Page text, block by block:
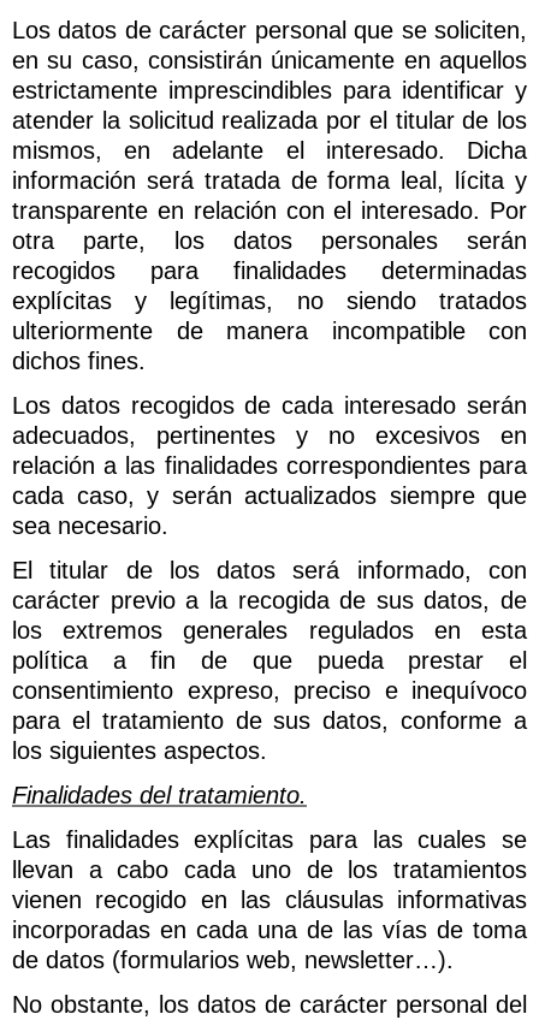
Los datos de carácter personal que se soliciten,
en su caso, consistirán únicamente en aquellos
estrictamente imprescindibles para identificar y
atender la solicitud realizada por el titular de los
mismos, en adelante el interesado. Dicha
información será tratada de forma leal, lícita y
transparente en relación con el interesado. Por
otra parte, los datos personales serán
recogidos para finalidades determinadas
explícitas y legítimas, no siendo tratados
ulteriormente de manera incompatible con
dichos fines.
Los datos recogidos de cada interesado serán
adecuados, pertinentes y no excesivos en
relación a las finalidades correspondientes para
cada caso, y serán actualizados siempre que
sea necesario.
El titular de los datos será informado, con
carácter previo a la recogida de sus datos, de
los extremos generales regulados en esta
política a fin de que pueda prestar el
consentimiento expreso, preciso e inequívoco
para el tratamiento de sus datos, conforme a
los siguientes aspectos.
Finalidades del tratamiento.
Las finalidades explícitas para las cuales se
llevan a cabo cada uno de los tratamientos
vienen recogido en las cláusulas informativas
incorporadas en cada una de las vías de toma
de datos (formularios web, newsletter…).
No obstante, los datos de carácter personal del